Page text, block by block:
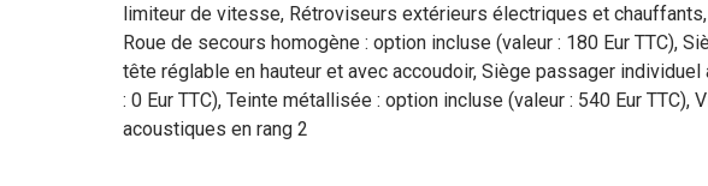
limiteur de vitesse, Rétroviseurs extérieurs électriques et
Roue de secours homogène : option incluse (valeur : 180 Eur TTC),
tête réglable en hauteur et avec accoudoir, Siège passager
: 0 Eur TTC), Teinte métallisée : option incluse (valeur : 540 Eur
acoustiques en rang 2